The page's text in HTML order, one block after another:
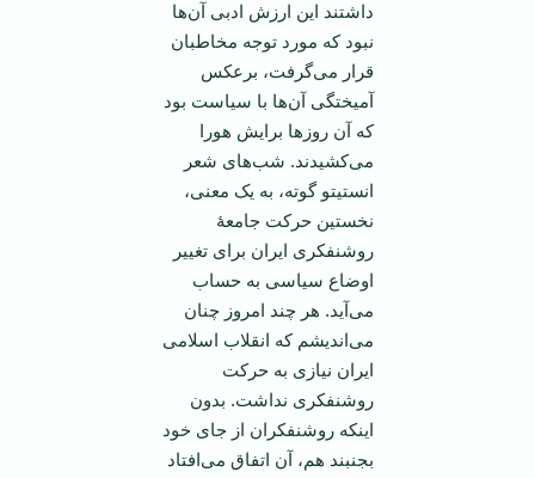
داشتند این ارزش ادبی آن‌ها
نبود که مورد توجه مخاطبان
قرار می‌گرفت، برعکس
آمیختگی آن‌ها با سیاست بود
که آن روز‌ها برایش هورا
می‌کشیدند. شب‌های شعر
انستیتو گوته، به یک معنی،
نخستین حرکت جامعۀ
روشنفکری ایران برای تغییر
اوضاع سیاسی به حساب
می‌آید. هر چند امروز چنان
می‌اندیشم که انقلاب اسلامی
ایران نیازی به حرکت
روشنفکری نداشت. بدون
اینکه روشنفکران از جای خود
بجنبند هم، آن اتفاق می‌افتاد